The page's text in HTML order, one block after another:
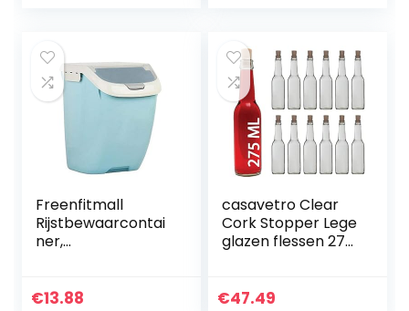
Freenfitmall
Rijstbewaarcontai
ner,
vochtbestendig,
€13.88
casavetro Clear
Cork Stopper Lege
glazen flessen 275
kurkdeksels – Air-
€47.49